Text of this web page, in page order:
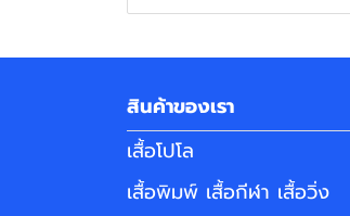
สินค้าของเรา
เสื้อโปโล
เสื้อพิมพ์ เสื้อกีฬา เสื้อวิ่ง